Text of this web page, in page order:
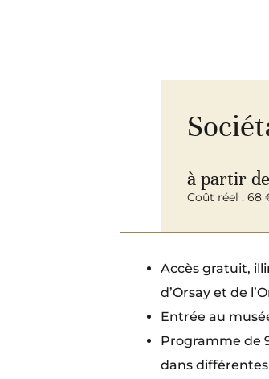
à partir
Coût réel : 68
Accès gratuit,
d’Orsay et de
Entrée au
Programme de
dans